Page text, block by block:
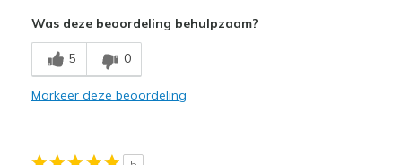
Breathe Well
Comfortable
Was deze beoordeling behulpzaam?
5 0
Markeer deze beoordeling